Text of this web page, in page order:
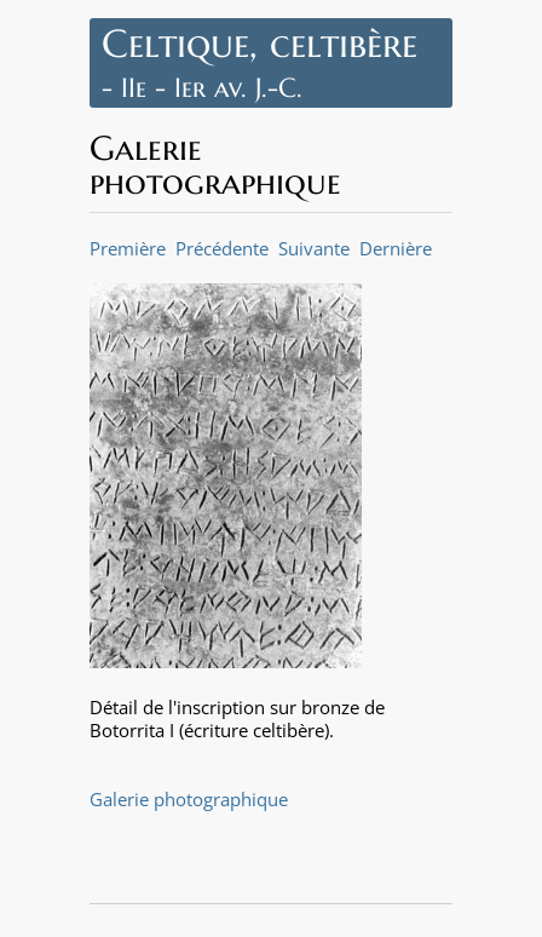
Celtique, celtibère
- IIe - Ier av. J.-C.
Galerie
photographique
Première Précédente Suivante Dernière
Détail de l'inscription sur bronze de
Botorrita I (écriture celtibère).
Galerie photographique